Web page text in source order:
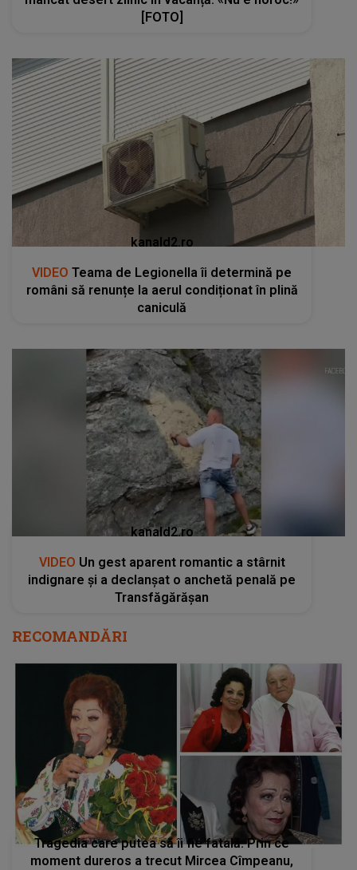
[FOTO]
kanald2.ro
VIDEO Teama de Legionella îi determină pe
români să renunțe la aerul condiționat în plină
caniculă
kanald2.ro
VIDEO Un gest aparent romantic a stârnit
indignare și a declanșat o anchetă penală pe
Transfăgărășan
RECOMANDĂRI
Tragedia care putea să îi fie fatală. Prin ce
moment dureros a trecut Mircea Cîmpeanu,